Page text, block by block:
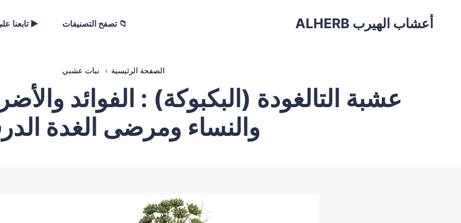
أعشاب الهيرب ALHERB 📁 تصفح التصنيفات ▶️ تابعنا
الصفحة الرئيسية › نبات عشبي
عشبة التالغودة (البكبوكة) : الفوائد
والنساء ومرضى الغدة